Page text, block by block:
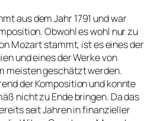
aus dem Jahr 1791 und war
Obwohl es wohl nur zu
Mozart stammt, ist es eines der
und eines der Werke von
meisten geschätzt werden.
der Komposition und konnte
nicht zu Ende bringen. Da das
seit Jahren in finanzieller